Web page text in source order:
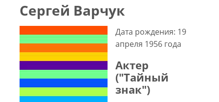
Сергей Варчук
Дата рождения: 19
апреля 1956 года
Актер
("Тайный
знак")